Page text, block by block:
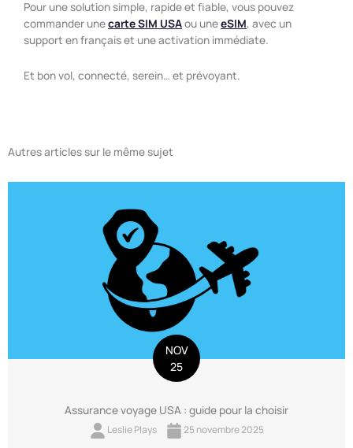
Pour une solution simple, rapide et fiable, vous pouvez
commander unecarte SIM USAou uneeSIM, avec un
support en français et une activation immédiate.
Et bon vol, connecté, serein… et prévoyant.
Autres articles sur le même sujet
NOV
25
Assurance voyage USA : guide pour la choisir
Leslie Plays 25 novembre 2025